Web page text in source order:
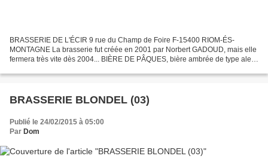
BRASSERIE DE L'ÉCIR 9 rue du Champ de Foire F-15400 RIOM-ÉS-
MONTAGNE La brasserie fut créée en 2001 par Norbert GADOUD, mais elle
fermera très vite dès 2004... BIÈRE DE PÂQUES, bière ambrée de type ale
BRASSERIE BLONDEL (03)
Publié le 24/02/2015 à 05:00
Par Dom